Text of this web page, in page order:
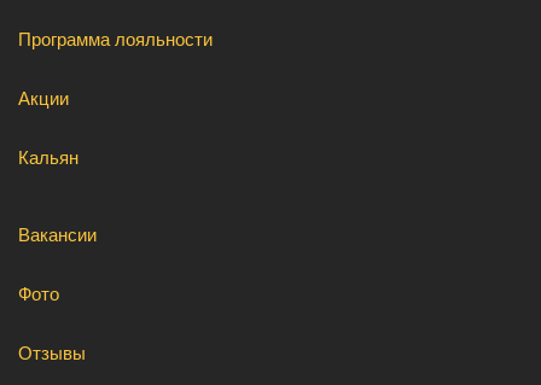
Программа лояльности
Акции
Кальян
Вакансии
Фото
Отзывы